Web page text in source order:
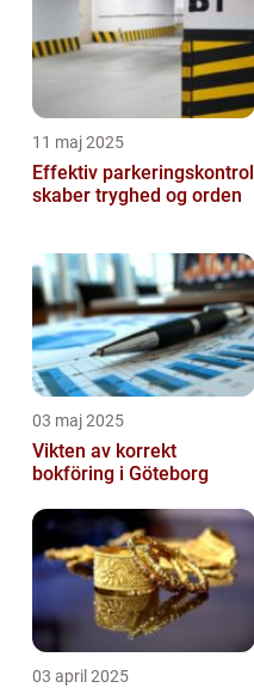
11 maj 2025
Effektiv parkeringskontrol
skaber tryghed og orden
03 maj 2025
Vikten av korrekt
bokföring i Göteborg
03 april 2025